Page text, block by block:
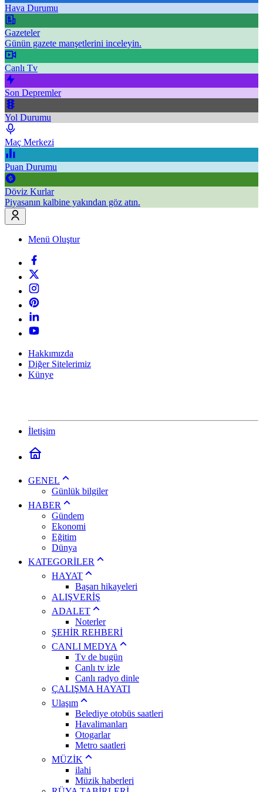
Hava Durumu
Gazeteler
Günün gazete manşetlerini inceleyin.
Canlı Tv
Son Depremler
Yol Durumu
Maç Merkezi
Puan Durumu
Döviz Kurlar
Piyasanın kalbine yakından göz atın.
Menü Oluştur
Hakkımızda
Diğer Sitelerimiz
Künye
İletişim
GENEL
Günlük bilgiler
HABER
Gündem
Ekonomi
Eğitim
Dünya
KATEGORİLER
HAYAT
Başarı hikayeleri
ALIŞVERİŞ
ADALET
Noterler
ŞEHİR REHBERİ
CANLI MEDYA
Tv de bugün
Canlı tv izle
Canlı radyo dinle
ÇALIŞMA HAYATI
Ulaşım
Belediye otobüs saatleri
Havalimanları
Otogarlar
Metro saatleri
MÜZİK
ilahi
Müzik haberleri